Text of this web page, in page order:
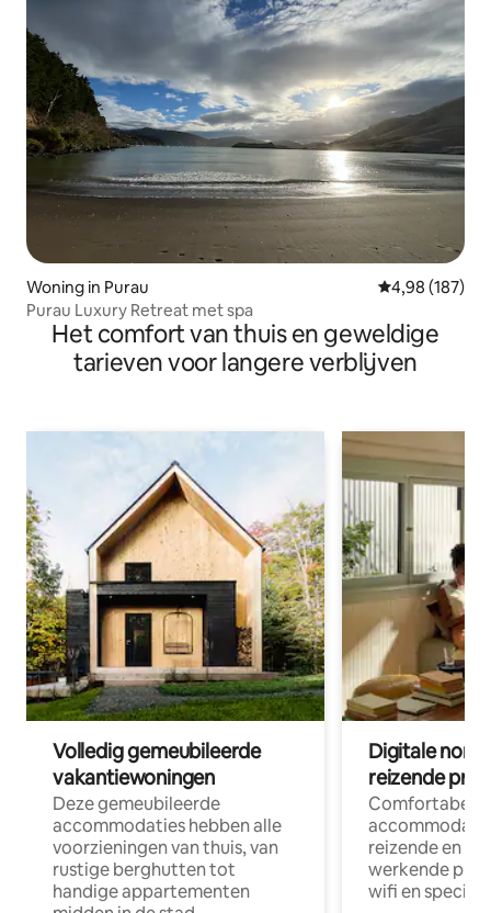
Woning in Purau Gemiddelde
4,98 (187)
Purau Luxury Retreat met spa
Het comfort van thuis en geweldige
tarieven voor langere verblijven
Volledig gemeubileerde
vakantiewoningen
Deze gemeubileerde
accommodaties hebben alle
voorzieningen van thuis, van
rustige berghutten tot
handige appartementen
Digitale
reizende
Comfortabele
reizende en
werkende
wifi en